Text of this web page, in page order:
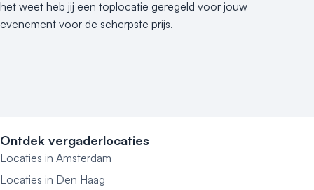
Industriële locatie
Kasteel en landgoed
het weet heb jij een toplocatie geregeld voor jouw
evenement voor de scherpste prijs.
Ontdek vergaderlocaties
Locaties in Amsterdam
Locaties in Den Haag